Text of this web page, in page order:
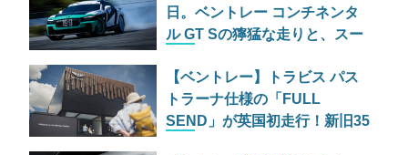
日。ベントレー コンチネンタ
ル GT Sの獰猛な走りと、スー
【ベントレー】トラビス パス
トラーナ仕様の「FULL
SEND」が英国初走行！新旧35